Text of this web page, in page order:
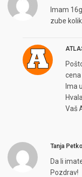
Imam
zube
Ima
Vaš
Tanja
Da li
Pozdrav!